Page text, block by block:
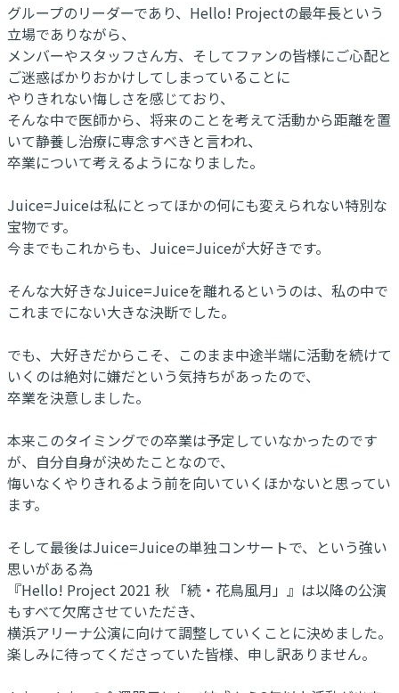
グループのリーダーであり、Hello! Projectの最年長という
立場でありながら、
メンバーやスタッフさん方、そしてファンの皆様にご心配と
ご迷惑ばかりおかけしてしまっていることに
やりきれない悔しさを感じており、
そんな中で医師から、将来のことを考えて活動から距離を置
いて静養し治療に専念すべきと言われ、
卒業について考えるようになりました。
Juice=Juiceは私にとってほかの何にも変えられない特別な
宝物です。
今までもこれからも、Juice=Juiceが大好きです。
そんな大好きなJuice=Juiceを離れるというのは、私の中で
これまでにない大きな決断でした。
でも、大好きだからこそ、このまま中途半端に活動を続けて
いくのは絶対に嫌だという気持ちがあったので、
卒業を決意しました。
本来このタイミングでの卒業は予定していなかったのです
が、自分自身が決めたことなので、
悔いなくやりきれるよう前を向いていくほかないと思ってい
ます。
そして最後はJuice=Juiceの単独コンサートで、という強い
思いがある為
『Hello! Project 2021 秋 「続・花鳥風月」』は以降の公演
もすべて欠席させていただき、
横浜アリーナ公演に向けて調整していくことに決めました。
楽しみに待ってくださっていた皆様、申し訳ありません。